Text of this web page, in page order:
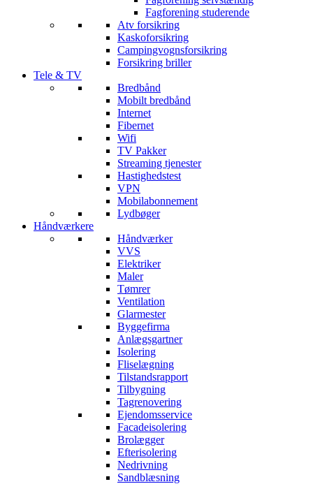
Fagforening studerende
Atv forsikring
Kaskoforsikring
Campingvognsforsikring
Forsikring briller
Tele & TV
Bredbånd
Mobilt bredbånd
Internet
Fibernet
Wifi
TV Pakker
Streaming tjenester
Hastighedstest
VPN
Mobilabonnement
Lydbøger
Håndværkere
Håndværker
VVS
Elektriker
Maler
Tømrer
Ventilation
Glarmester
Byggefirma
Anlægsgartner
Isolering
Fliselægning
Tilstandsrapport
Tilbygning
Tagrenovering
Ejendomsservice
Facadeisolering
Brolægger
Efterisolering
Nedrivning
Sandblæsning